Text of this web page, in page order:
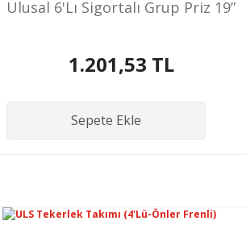
Ulusal 6'Lı Sigortalı Grup Priz 19”
1.201,53 TL
Sepete Ekle